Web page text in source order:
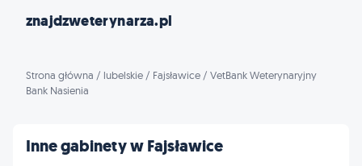
znajdzweterynarza.pl
Strona główna / lubelskie / Fajsławice / VetBank Weterynaryjny
Bank Nasienia
Inne gabinety w Fajsławice